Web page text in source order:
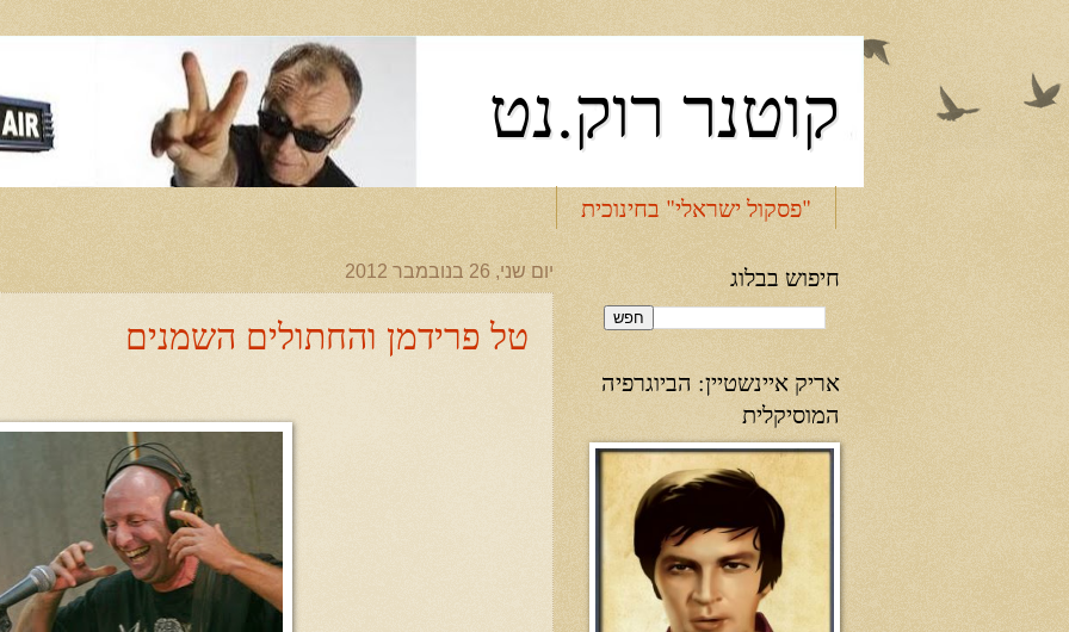
קוטנר רוק.נט
"פסקול ישראלי" בחינוכית
יום שני, 26 בנובמבר 2012
טל פרידמן והחתולים השמנים
חיפוש בבלוג
אריק איינשטיין: הביוגרפיה
המוסיקלית